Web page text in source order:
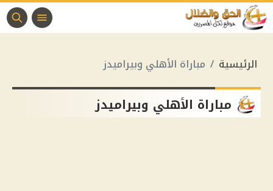
الرئيسية مباراة الأهلي وبيراميدز
مباراة الأهلي وبيراميدز